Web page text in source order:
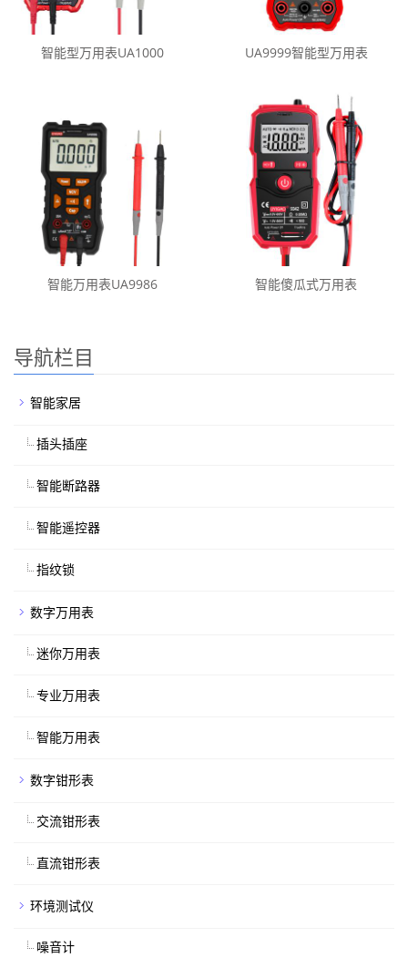
智能型万用表UA1000 UA9999智能型万用表
智能万用表UA9986 智能傻瓜式万用表
导航栏目
智能家居
插头插座
智能断路器
智能遥控器
指纹锁
数字万用表
迷你万用表
专业万用表
智能万用表
数字钳形表
交流钳形表
直流钳形表
环境测试仪
噪音计